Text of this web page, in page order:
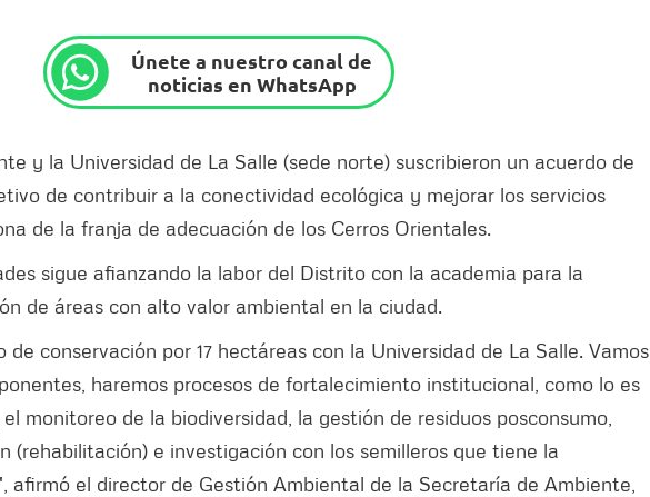
Únete a nuestro canal de
noticias en WhatsApp
y la Universidad de La Salle (sede norte) suscribieron un acuerdo de
de contribuir a la conectividad ecológica y mejorar los servicios
de la franja de adecuación de los Cerros Orientales.
sigue afianzando la labor del Distrito con la academia para la
de áreas con alto valor ambiental en la ciudad.
de conservación por 17 hectáreas con la Universidad de La Salle. Vamos
haremos procesos de fortalecimiento institucional, como lo es
monitoreo de la biodiversidad, la gestión de residuos posconsumo,
(rehabilitación) e investigación con los semilleros que tiene la
afirmó el director de Gestión Ambiental de la Secretaría de Ambiente,